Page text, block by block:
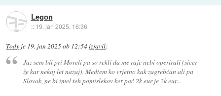
Legon
:: 19. jan 2025, 16:36
Tody je 19. jan 2025 ob 12:54izjavil:
Jaz sem bil pri Moreli pa so rekli da me raje nebi operirali (sicer
že kar nekaj let nazaj). Medtem ko vrjetno kak zagrebčan ali pa
Slovak, ne bi imel teh pomislekov ker pač 2k eur je 2k eur...